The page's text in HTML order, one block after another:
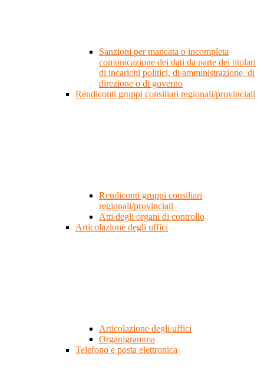
Sanzioni per mancata o incompleta
comunicazione dei dati da parte dei titolari
di incarichi politici, di amministrazione, di
direzione o di governo
Rendiconti gruppi consiliari regionali/provinciali
Rendiconti gruppi consiliari
regionali/provinciali
Atti degli organi di controllo
Articolazione degli uffici
Articolazione degli uffici
Organigramma
Telefono e posta elettronica